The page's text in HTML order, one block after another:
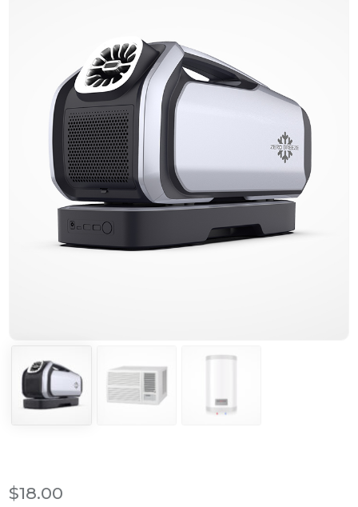
$18.00